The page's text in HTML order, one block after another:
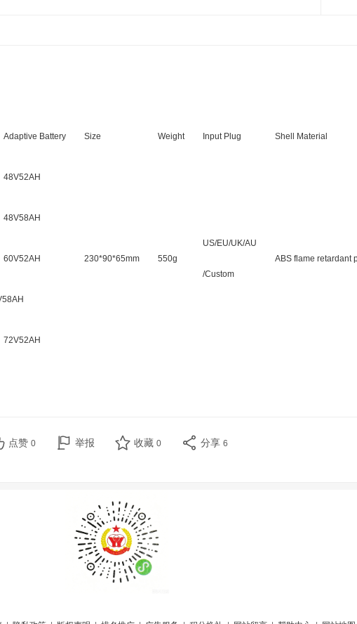
Adaptive Battery Size Weight Input Plug Shell Material
48V52AH
230*90*65mm 550g
US/EU/UK/AU
/Custom
ABS flame retardant
48V58AH
60V52AH
72V52AH
点赞 0 举报 收藏 0 分享 6